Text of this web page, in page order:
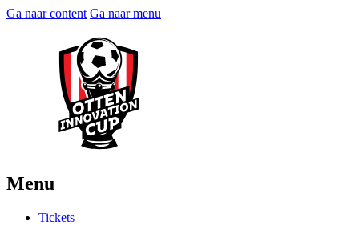
Ga naar content Ga naar menu
Menu
Tickets